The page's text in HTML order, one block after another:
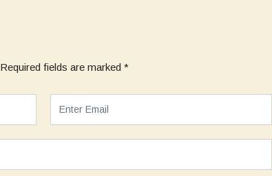
Required fields are marked *